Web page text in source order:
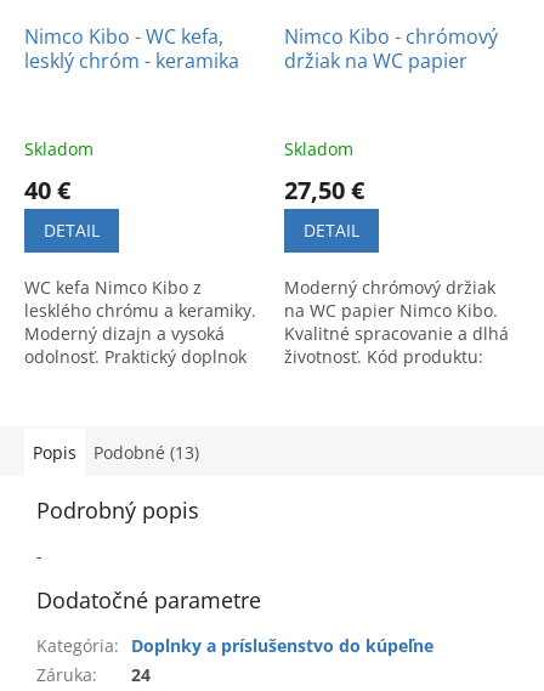
Nimco Kibo - WC kefa,
lesklý chróm - keramika
Skladom
40 €
DETAIL
WC kefa Nimco Kibo z
lesklého chrómu a keramiky.
Moderný dizajn a vysoká
odolnosť. Praktický doplnok
Nimco Kibo - chrómový
držiak na WC papier
Skladom
27,50 €
DETAIL
Moderný chrómový držiak
na WC papier Nimco Kibo.
Kvalitné spracovanie a dlhá
životnosť. Kód produktu:
Popis Podobné (13)
Podrobný popis
-
Dodatočné parametre
Kategória:
Doplnky a príslušenstvo do kúpeľne
Záruka:
24